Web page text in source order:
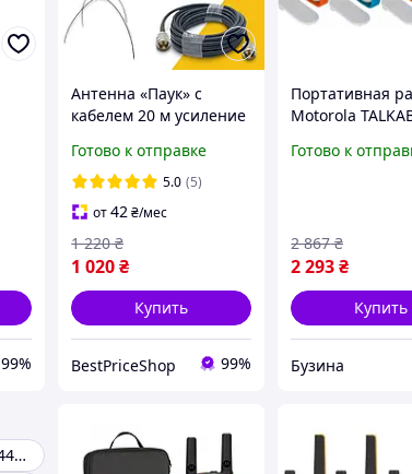
99%
Антенна «Паук» с
кабелем 20 м усиление
Motorola R7
Готово к отправке
5.0 (5)
от42₴/мес
1 020₴
1 220 ₴
Купить
BestPriceShop 99%
Портативная
Motorola
Готово к
2 293₴
2 867 ₴
Купить
Бузина
Рация motorola dp 4400